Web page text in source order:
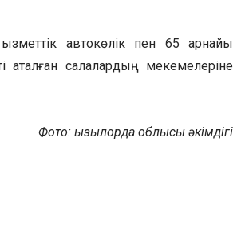
автокөлік пен 65 арнайы
аталған салалардың мекемелеріне
Фото: Қызылорда облысы әкімдігі